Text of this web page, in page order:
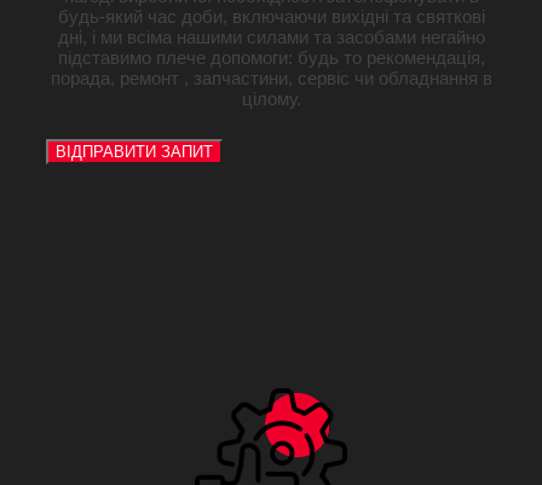
будь-який час доби, включаючи вихідні та святкові
дні, і ми всіма нашими силами та засобами негайно
підставимо плече допомоги: будь то рекомендація,
порада, ремонт , запчастини, сервіс чи обладнання в
цілому.
ВІДПРАВИТИ ЗАПИТ